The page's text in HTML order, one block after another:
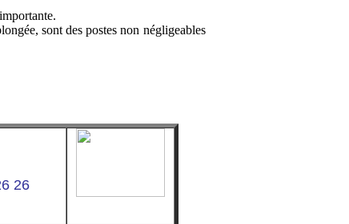
sont des postes non négligeables
26